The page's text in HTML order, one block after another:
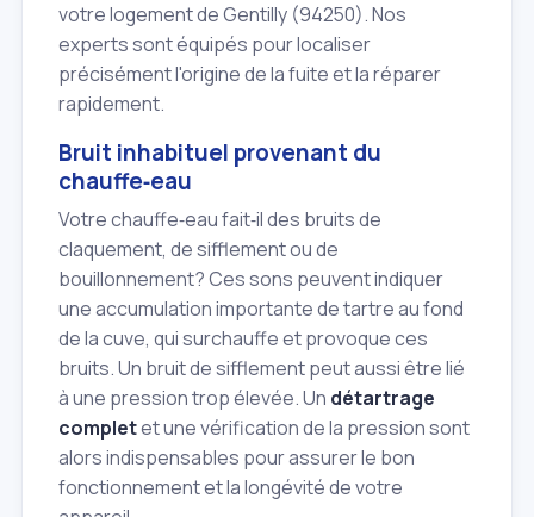
votre logement de Gentilly (94250). Nos
experts sont équipés pour localiser
précisément l'origine de la fuite et la réparer
rapidement.
Bruit inhabituel provenant du
chauffe‑eau
Votre chauffe‑eau fait‑il des bruits de
claquement, de sifflement ou de
bouillonnement? Ces sons peuvent indiquer
une accumulation importante de tartre au fond
de la cuve, qui surchauffe et provoque ces
bruits. Un bruit de sifflement peut aussi être lié
à une pression trop élevée. Un détartrage
completet une vérification de la pression sont
alors indispensables pour assurer le bon
fonctionnement et la longévité de votre